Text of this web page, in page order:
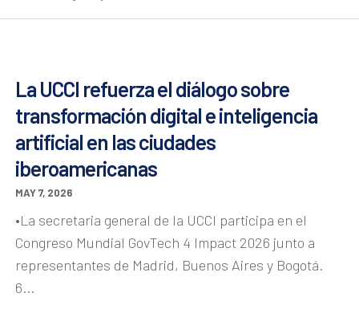
La UCCI refuerza el diálogo sobre
transformación digital e inteligencia
artificial en las ciudades
iberoamericanas
MAY 7, 2026
•La secretaria general de la UCCI participa en el
Congreso Mundial GovTech 4 Impact 2026 junto a
representantes de Madrid, Buenos Aires y Bogotá.
6...